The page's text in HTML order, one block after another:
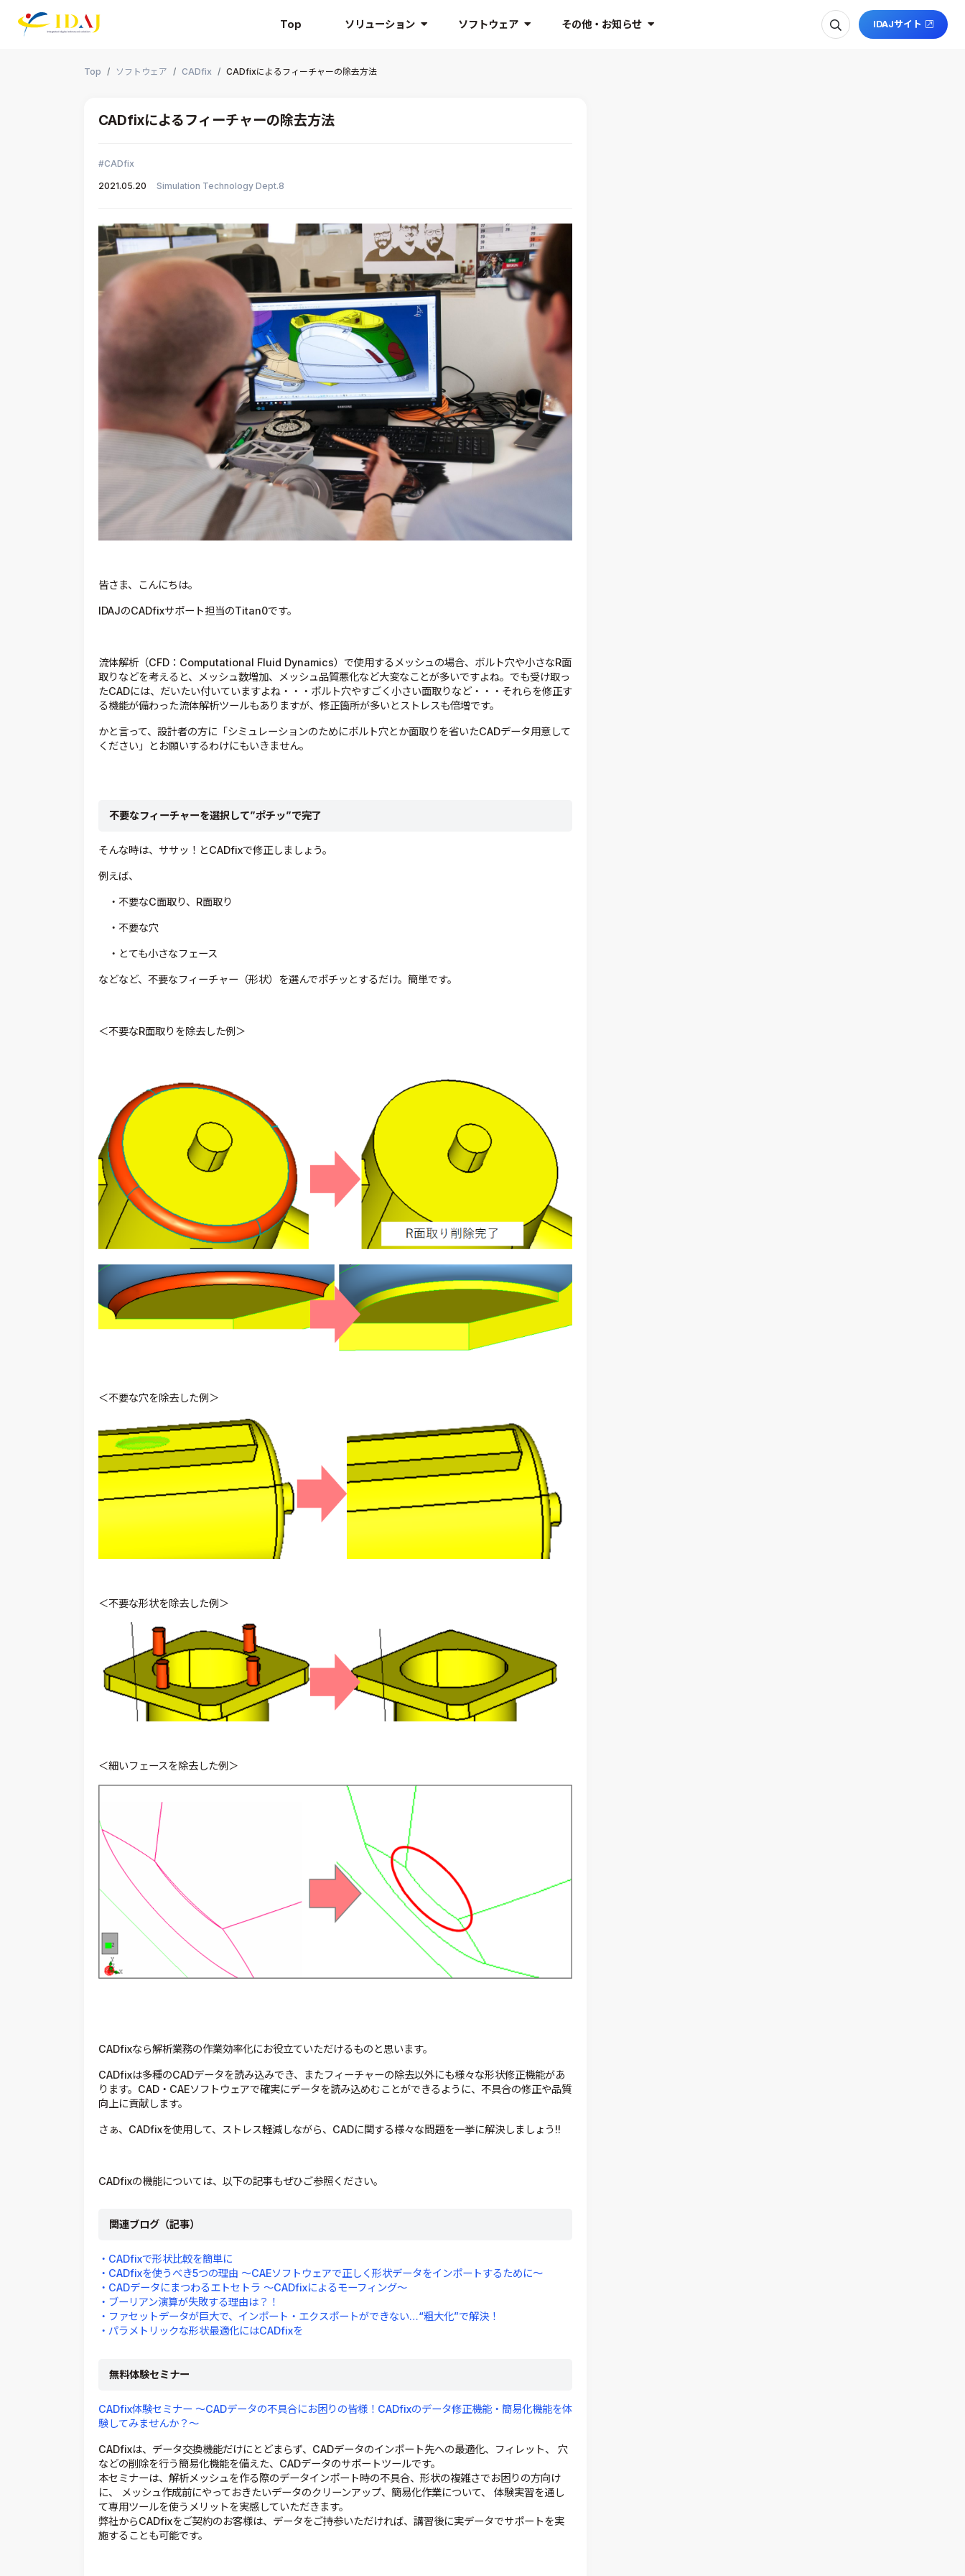
Top ソリューション ソフトウェア その他・お知らせ IDAJサイト
Top ソフトウェア CADfix CADfixによるフィーチャーの除去方法
CADfixによるフィーチャーの除去方法
CADfix
2021.05.20 Simulation Technology Dept.8
皆さま、こんにちは。
IDAJのCADfixサポート担当のTitan0です。
流体解析（CFD：Computational Fluid Dynamics）で使用するメッシュの場合、ボルト穴や小さなR面
取りなどを考えると、メッシュ数増加、メッシュ品質悪化など大変なことが多いですよね。でも受け取っ
たCADには、だいたい付いていますよね・・・ボルト穴やすごく小さい面取りなど・・・それらを修正す
る機能が備わった流体解析ツールもありますが、修正箇所が多いとストレスも倍増です。
かと言って、設計者の方に「シミュレーションのためにボルト穴とか面取りを省いたCADデータ用意して
ください」とお願いするわけにもいきません。
不要なフィーチャーを選択して”ポチッ”で完了
そんな時は、ササッ！とCADfixで修正しましょう。
例えば、
・不要なC面取り、R面取り
・不要な穴
・とても小さなフェース
などなど、不要なフィーチャー（形状）を選んでポチッとするだけ。簡単です。
＜不要なR面取りを除去した例＞
＜不要な穴を除去した例＞
＜不要な形状を除去した例＞
＜細いフェースを除去した例＞
CADfixなら解析業務の作業効率化にお役立ていただけるものと思います。
CADfixは多種のCADデータを読み込みでき、またフィーチャーの除去以外にも様々な形状修正機能があ
ります。CAD・CAEソフトウェアで確実にデータを読み込めむことができるように、不具合の修正や品質
向上に貢献します。
さぁ、CADfixを使用して、ストレス軽減しながら、CADに関する様々な問題を一挙に解決しましょう!!
CADfixの機能については、以下の記事もぜひご参照ください。
関連ブログ（記事）
・CADfixで形状比較を簡単に
・CADfixを使うべき5つの理由 ～CAEソフトウェアで正しく形状データをインポートするために～
・CADデータにまつわるエトセトラ ～CADfixによるモーフィング～
・ブーリアン演算が失敗する理由は？！
・ファセットデータが巨大で、インポート・エクスポートができない…“粗大化”で解決！
・パラメトリックな形状最適化にはCADfixを
無料体験セミナー
CADfix体験セミナー ～CADデータの不具合にお困りの皆様！CADfixのデータ修正機能・簡易化機能を体
験してみませんか？～
CADfixは、データ交換機能だけにとどまらず、CADデータのインポート先への最適化、フィレット、 穴
などの削除を行う簡易化機能を備えた、CADデータのサポートツールです。
本セミナーは、解析メッシュを作る際のデータインポート時の不具合、形状の複雑さでお困りの方向け
に、 メッシュ作成前にやっておきたいデータのクリーンアップ、簡易化作業について、 体験実習を通し
て専用ツールを使うメリットを実感していただきます。
弊社からCADfixをご契約のお客様は、データをご持参いただければ、講習後に実データでサポートを実
施することも可能です。